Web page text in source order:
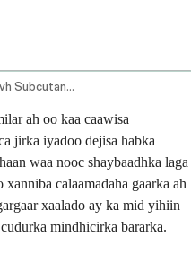
Adalimumab Aqvh Subcutaneous Route
ah oo kaa caawisa
jirka iyadoo dejisa habka
waa nooc shaybaadhka laga
calaamadaha gaarka ah
xaalado ay ka mid yihiin
mindhicirka bararka.